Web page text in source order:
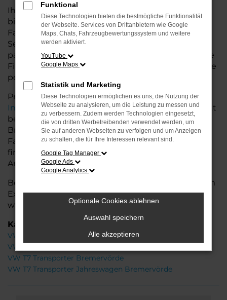
Ihr VW Autohaus in der Nähe von Bremervörde
bietet Ihnen neben einer breiten Auswahl an VW
Fahrzeugen auch umfassende Beratung und
Service. Wir unterstützen Sie bei der Auswahl des
passenden Modells und bieten maßgeschneiderte
Finanzierungslösungen sowie Leasingoptionen, die
perfekt zu Ihrem Budget und Bedarf passen.
Profitieren Sie von zusätzlichen Services wie
Inzahlungnahme,Wartung und Reparaturendirekt
bei Ihrem VW Autohaus in der Nähe von
Bremervörde. Mit unserer großen Auswahl an
Fahrzeugen und der professionellen Beratung
finden Sie bei uns das Fahrzeug, das Ihre
Ansprüche erfüllt.
Besuchen Sie uns und lassen Sie sich von unserem
Expertenteam beraten – der VW T7 Transporter
wartet auf Sie!
Kategorie
VW T7 Transporter Gebrauchtwagen Bremervörde
VW T7 Transporter Neuwagen Bremervörde
VW T7 Transporter Bremervörde
VW T7 Transporter Jahreswagen Bremervörde
Funktional
Diese Technologien bieten die bestmögliche Funktionalität
der Webseite. Services von Drittanbietern wie Google
Maps, Chats, Fahrzeugbewertungssystem und weitere
werden aktiviert.
YouTube
Google Maps
Statistik und Marketing
Diese Technologien ermöglichen es uns, die Nutzung der
Webseite zu analysieren, um die Leistung zu messen und
zu verbessern. Zudem werden Technologien eingesetzt,
die von dritten Werbetreibenden verwendet werden, um
Sie auf anderen Webseiten zu verfolgen und um Anzeigen
zu schalten, die für Ihre Interessen relevant sind.
Google Tag Manager
Google Ads
Google Analytics
Optionale Cookies ablehnen
Auswahl speichern
Alle akzeptieren